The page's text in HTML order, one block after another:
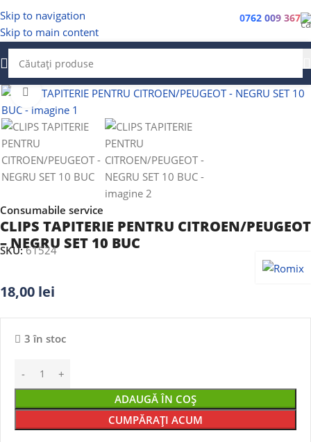
Skip to navigation
Skip to main content
0762 009 367
Faceți clic pentru a mări
Consumabile service
CLIPS TAPITERIE PENTRU CITROEN/PEUGEOT
– NEGRU SET 10 BUC
SKU:61524
18,00 lei
3 în stoc
ADAUGĂ ÎN COȘ
CUMPĂRAȚI ACUM